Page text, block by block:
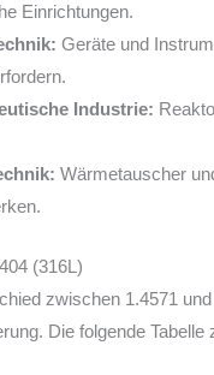
Einrichtungen.
Geräte und
Industrie:
Wärmetauscher
(316L)
zwischen 1.4571
Die folgende Tabelle